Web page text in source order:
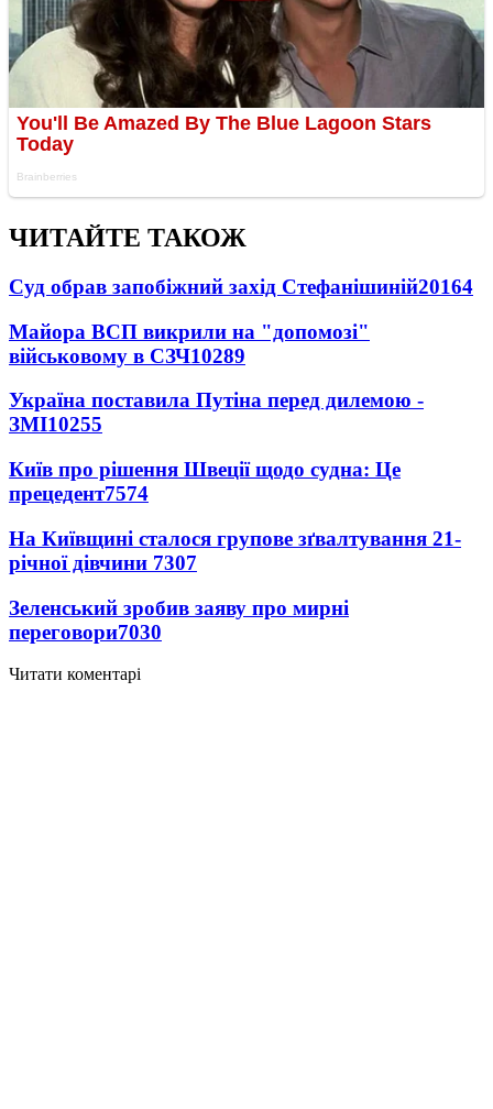
ЧИТАЙТЕ ТАКОЖ
Суд обрав запобіжний захід Стефанішиній20164
Майора ВСП викрили на "допомозі"
військовому в СЗЧ10289
Україна поставила Путіна перед дилемою -
ЗМІ10255
Київ про рішення Швеції щодо судна: Це
прецедент7574
На Київщині сталося групове зґвалтування 21-
річної дівчини 7307
Зеленський зробив заяву про мирні
переговори7030
Читати коментарі